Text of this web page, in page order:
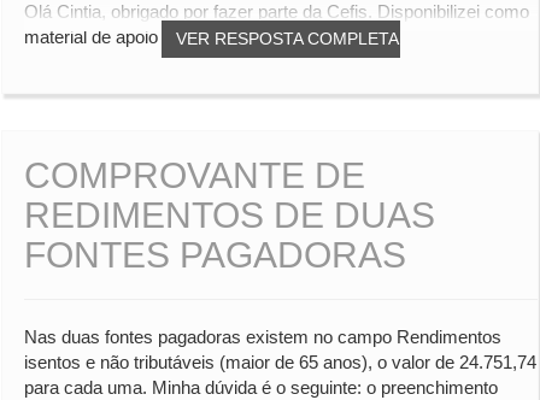
VER RESPOSTA COMPLETA
Olá Cintia, obrigado por fazer parte da Cefis. Disponibilizei como
material de apoio os slides em fo...
COMPROVANTE DE
REDIMENTOS DE DUAS
FONTES PAGADORAS
Nas duas fontes pagadoras existem no campo Rendimentos
isentos e não tributáveis (maior de 65 anos), o valor de 24.751,74
para cada uma. Minha dúvida é o seguinte: o preenchimento